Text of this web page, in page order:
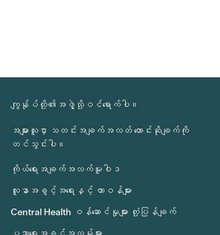
ကျွန်ုပ်တို့၏အဖွဲ့သို့ဝင်ရောက်ပါ။
အများသူငှာ သတင်းအချက်အလတ် တောင်းဆိုချက်ကို
တင်သွင်းပါ။
ကိုယ်ရေးအချက်အလက်မူဝါဒ
လူနာအခွင့်အရေးနှင့် တာဝန်များ
Central Health ဝန်ဆောင်မှုများ တုံ့ပြန်ချက်